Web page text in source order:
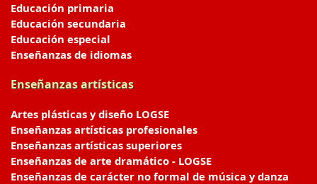
Educación primaria
Educación secundaria
Educación especial
Enseñanzas de idiomas
Enseñanzas artísticas
Artes plásticas y diseño LOGSE
Enseñanzas artísticas profesionales
Enseñanzas artísticas superiores
Enseñanzas de arte dramático - LOGSE
Enseñanzas de carácter no formal de música y danza